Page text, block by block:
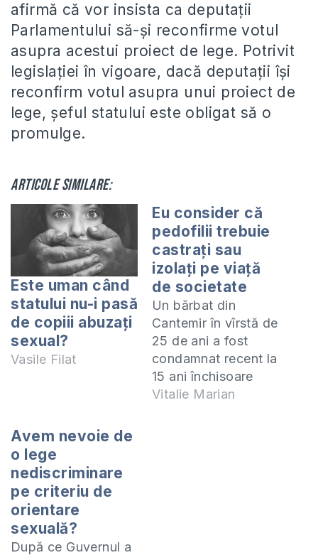
afirmă că vor insista ca deputații
Parlamentului să-și reconfirme votul
asupra acestui proiect de lege. Potrivit
legislației în vigoare, dacă deputații își
reconfirm votul asupra unui proiect de
lege, șeful statului este obligat să o
promulge.
Articole similare:
Este uman când
statului nu-i pasă
de copiii abuzați
sexual?
Vasile Filat
Eu consider că
pedofilii trebuie
castraţi sau
izolaţi pe viaţă
de societate
Un bărbat din
Cantemir în vîrstă de
25 de ani a fost
condamnat recent la
15 ani închisoare
pentru încercarea de
Vitalie Marian
Avem nevoie de
o lege
nediscriminare
pe criteriu de
orientare
sexuală?
După ce Guvernul a